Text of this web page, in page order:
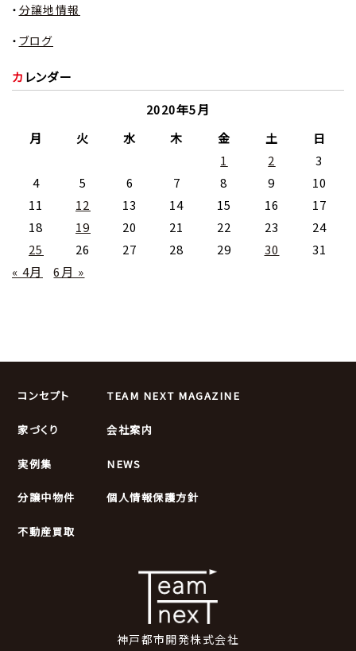
分譲地情報
ブログ
カレンダー
2020年5月
月
火 水 木 金 土
日
1
2
3
4
5 6 7 8 9
10
11
12 13 14 15 16
17
18
19 20 21 22 23
24
25
26 27 28 29 30
31
« 4月
6月 »
コンセプト
家づくり
実例集
分譲中物件
不動産買取
TEAM NEXT MAGAZINE
会社案内
NEWS
個人情報保護方針
神戸都市開発株式会社